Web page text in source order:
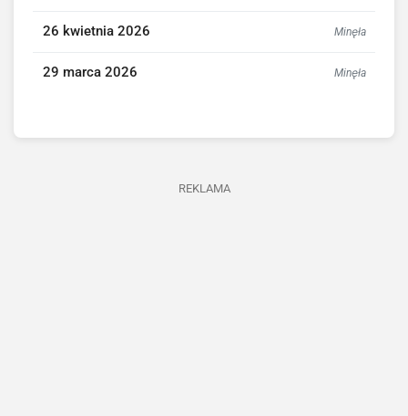
26 kwietnia 2026 Minęła
29 marca 2026 Minęła
REKLAMA